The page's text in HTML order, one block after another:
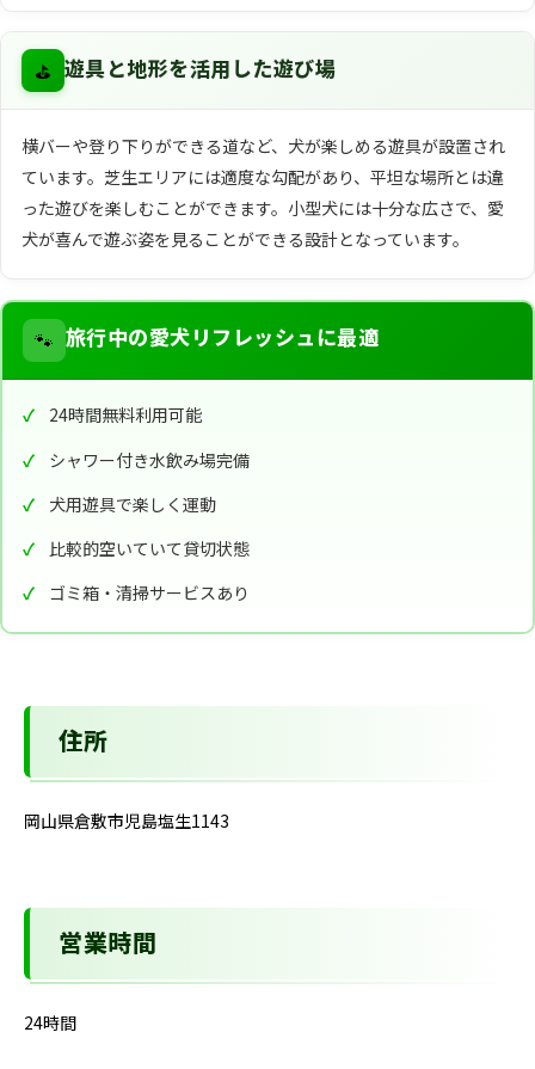
⛳ 遊具と地形を活用した遊び場
横バーや登り下りができる道など、犬が楽しめる遊具が設置され
ています。芝生エリアには適度な勾配があり、平坦な場所とは違
った遊びを楽しむことができます。小型犬には十分な広さで、愛
犬が喜んで遊ぶ姿を見ることができる設計となっています。
🐾 旅行中の愛犬リフレッシュに最適
24時間無料利用可能
シャワー付き水飲み場完備
犬用遊具で楽しく運動
比較的空いていて貸切状態
ゴミ箱・清掃サービスあり
住所
岡山県倉敷市児島塩生1143
営業時間
24時間